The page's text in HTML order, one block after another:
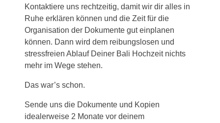
Kontaktiere uns rechtzeitig, damit wir dir alles in
Ruhe erklären können und die Zeit für die
Organisation der Dokumente gut einplanen
können. Dann wird dem reibungslosen und
stressfreien Ablauf Deiner Bali Hochzeit nichts
mehr im Wege stehen.
Das war’s schon.
Sende uns die Dokumente und Kopien
idealerweise 2 Monate vor deinem